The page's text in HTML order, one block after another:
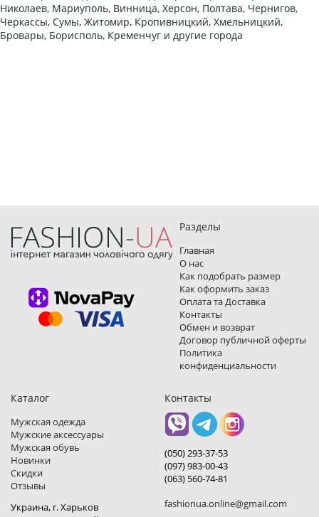
Николаев, Мариуполь, Винница, Херсон, Полтава, Чернигов,
Черкассы, Сумы, Житомир, Кропивницкий, Хмельницкий,
Бровары, Борисполь, Кременчуг и другие города
Разделы
Главная
О нас
Как подобрать размер
Как оформить заказ
Оплата та Доставка
Контакты
Обмен и возврат
Договор публичной оферты
Политика
конфиденциальности
Каталог
Мужская одежда
Мужские аксессуары
Мужская обувь
Новинки
Скидки
Отзывы
Украина, г. Харьков
Контакты
(050) 293-37-53
(097) 983-00-43
(063) 560-74-81
fashionua.online@gmail.com